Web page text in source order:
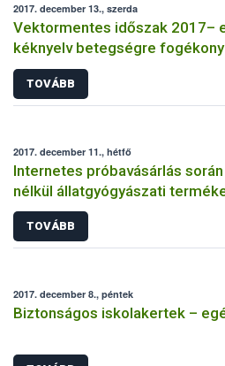
2017. december 13., szerda
Vektormentes időszak 2017–
kéknyelv betegségre
TOVÁBB
2017. december 11., hétfő
Internetes próbavásárlás
nélkül állatgyógyászati
magánszemély
TOVÁBB
2017. december 8., péntek
Biztonságos iskolakertek –